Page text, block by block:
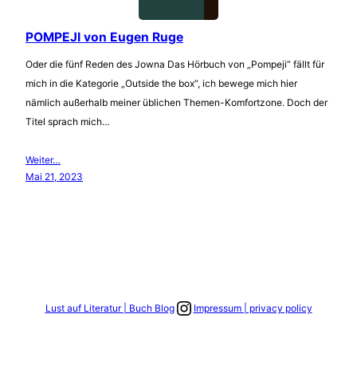
POMPEJI von Eugen Ruge
Oder die fünf Reden des Jowna Das Hörbuch von „Pompeji“ fällt für
mich in die Kategorie „Outside the box“, ich bewege mich hier
nämlich außerhalb meiner üblichen Themen-Komfortzone. Doch der
Titel sprach mich…
Weiter…
Mai 21, 2023
Lust auf Literatur | Buch BlogLink zum Instagram Account
Impressum | privacy policy